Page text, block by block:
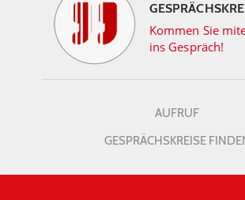
Kommen Sie
ins Gespräch!
AUFRUF
GESPRÄCHSKREISE